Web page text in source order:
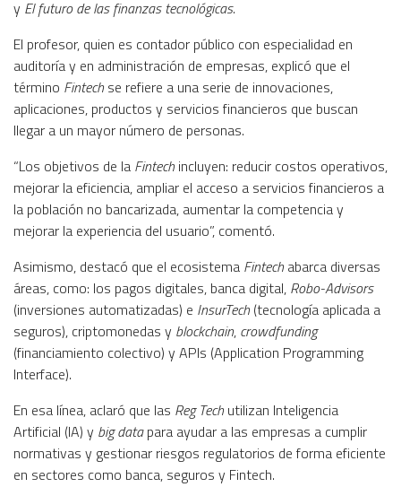
y El futuro de las finanzas tecnológicas.
El profesor, quien es contador público con especialidad en
auditoría y en administración de empresas, explicó que el
término Fintech se refiere a una serie de innovaciones,
aplicaciones, productos y servicios financieros que buscan
llegar a un mayor número de personas.
“Los objetivos de la Fintech incluyen: reducir costos operativos,
mejorar la eficiencia, ampliar el acceso a servicios financieros a
la población no bancarizada, aumentar la competencia y
mejorar la experiencia del usuario”, comentó.
Asimismo, destacó que el ecosistema Fintech abarca diversas
áreas, como: los pagos digitales, banca digital, Robo-Advisors
(inversiones automatizadas) e InsurTech (tecnología aplicada a
seguros), criptomonedas y blockchain, crowdfunding
(financiamiento colectivo) y APIs (Application Programming
Interface).
En esa línea, aclaró que las Reg Tech utilizan Inteligencia
Artificial (IA) y big datapara ayudar a las empresas a cumplir
normativas y gestionar riesgos regulatorios de forma eficiente
en sectores como banca, seguros y Fintech.